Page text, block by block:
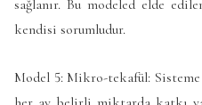
sağlanır. Bu modeled elde
kendisi sorumludur.
Model 5: Mikro-tekafül: